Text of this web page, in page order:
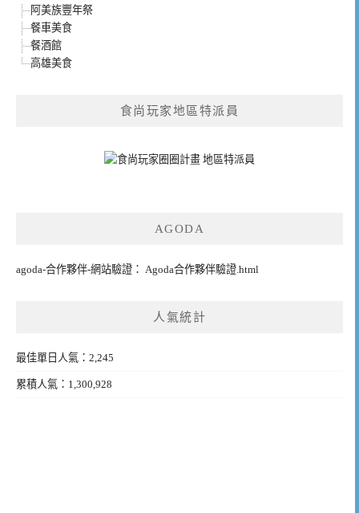
阿美族豐年祭
餐車美食
餐酒館
高雄美食
食尚玩家地區特派員
AGODA
agoda-合作夥伴-網站驗證： Agoda合作夥伴驗證.html
人氣統計
最佳單日人氣：2,245
累積人氣：1,300,928